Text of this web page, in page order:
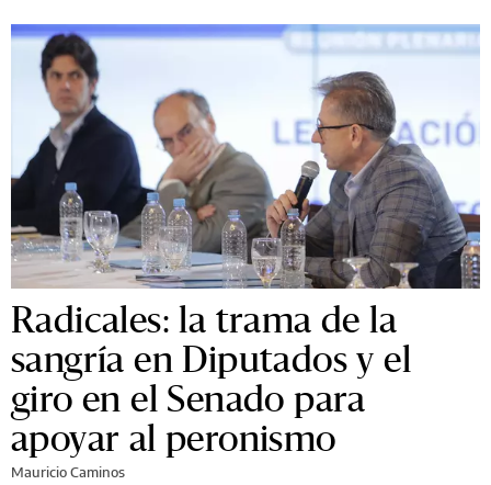
Radicales: la trama de la
sangría en Diputados y el
giro en el Senado para
apoyar al peronismo
Mauricio Caminos